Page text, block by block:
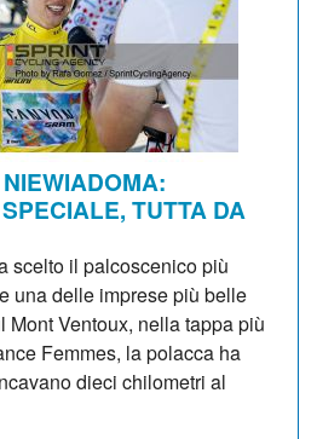
TUTTA DA
scelto il palcoscenico più
una delle imprese più belle
Mont Ventoux, nella tappa più
Femmes, la polacca ha
dieci chilometri al